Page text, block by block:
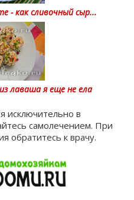
- как сливочный сыр...
из лаваша я еще не ела
исключительно в
самолечением. При
обратитесь к врачу.